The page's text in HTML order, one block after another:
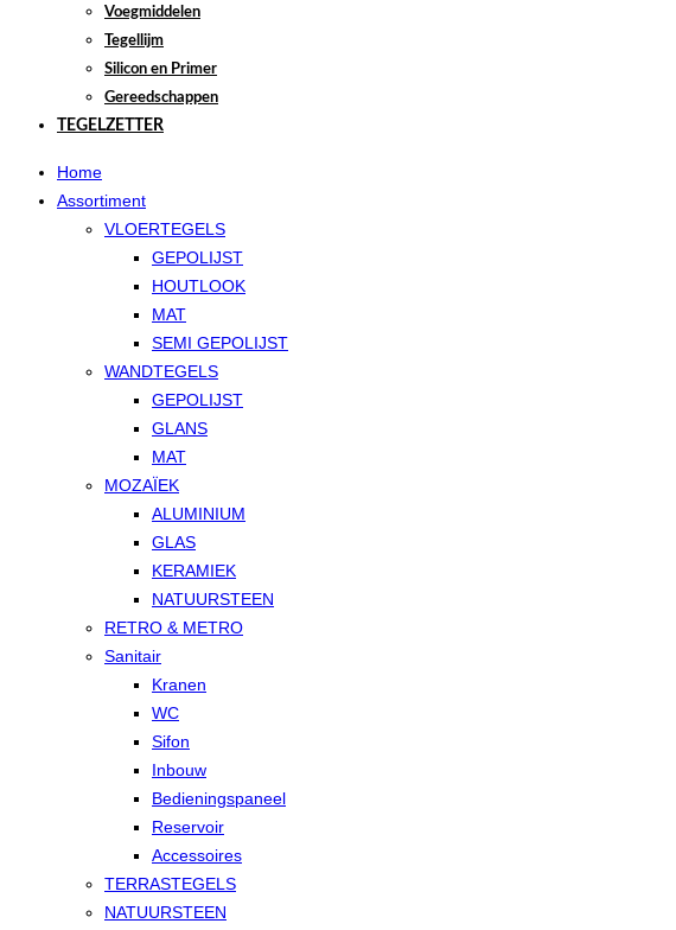
Voegmiddelen
Tegellijm
Silicon en Primer
Gereedschappen
TEGELZETTER
Home
Assortiment
VLOERTEGELS
GEPOLIJST
HOUTLOOK
MAT
SEMI GEPOLIJST
WANDTEGELS
GEPOLIJST
GLANS
MAT
MOZAÏEK
ALUMINIUM
GLAS
KERAMIEK
NATUURSTEEN
RETRO & METRO
Sanitair
Kranen
WC
Sifon
Inbouw
Bedieningspaneel
Reservoir
Accessoires
TERRASTEGELS
NATUURSTEEN